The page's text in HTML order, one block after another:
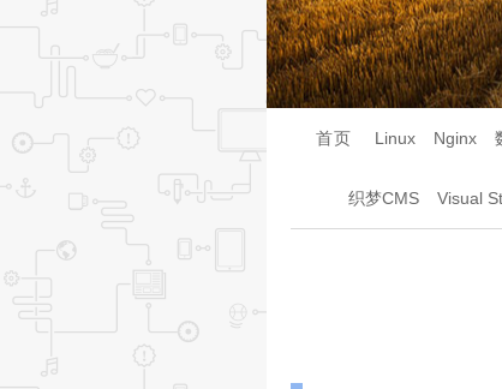
首页 Linux Nginx
织梦CMS Visual